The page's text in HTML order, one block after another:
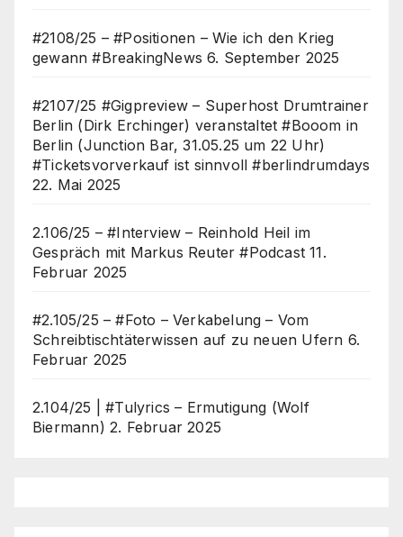
#2108/25 – #Positionen – Wie ich den Krieg
gewann #BreakingNews 6. September 2025
#2107/25 #Gigpreview – Superhost Drumtrainer
Berlin (Dirk Erchinger) veranstaltet #Booom in
Berlin (Junction Bar, 31.05.25 um 22 Uhr)
#Ticketsvorverkauf ist sinnvoll #berlindrumdays
22. Mai 2025
2.106/25 – #Interview – Reinhold Heil im
Gespräch mit Markus Reuter #Podcast 11.
Februar 2025
#2.105/25 – #Foto – Verkabelung – Vom
Schreibtischtäterwissen auf zu neuen Ufern 6.
Februar 2025
2.104/25 | #Tulyrics – Ermutigung (Wolf
Biermann) 2. Februar 2025